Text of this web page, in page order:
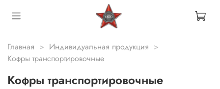
Главная
Индивидуальная продукция
Кофры транспортировочные
Кофры транспортировочные